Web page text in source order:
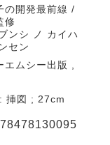
の開発最前線 /
修
ンシ ノ カイハ
セン
ムシー出版 ,
挿図 ; 27cm